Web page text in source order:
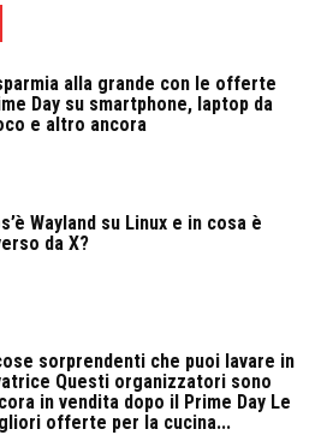
alla grande con le offerte
Day su smartphone, laptop da
e altro ancora
Wayland su Linux e in cosa è
da X?
sorprendenti che puoi lavare in
Questi organizzatori sono
in vendita dopo il Prime Day Le
offerte per la cucina...